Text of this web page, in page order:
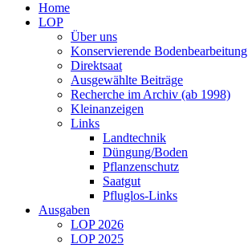
Home
LOP
Über uns
Konservierende Bodenbearbeitung
Direktsaat
Ausgewählte Beiträge
Recherche im Archiv (ab 1998)
Kleinanzeigen
Links
Landtechnik
Düngung/Boden
Pflanzenschutz
Saatgut
Pfluglos-Links
Ausgaben
LOP 2026
LOP 2025